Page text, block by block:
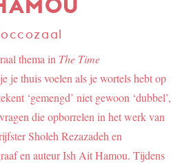
thema in The Time
je thuis voelen als je wortels hebt op
‘gemengd’ niet gewoon ‘dubbel’,
die opborrelen in het werk van
Sholeh Rezazadeh en
en auteur Ish Ait Hamou. Tijdens